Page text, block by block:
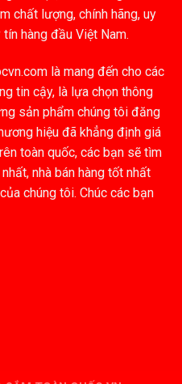
chất lượng, chính hãng, uy
hàng đầu Việt Nam.
là mang đến cho các
tin cậy, là lựa chọn thông
sản phẩm chúng tôi đăng
hiệu đã khẳng định giá
toàn quốc, các bạn sẽ tìm
nhà bán hàng tốt nhất
chúng tôi. Chúc các bạn